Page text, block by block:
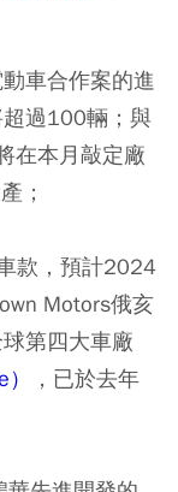
車合作案的進
過100輛；與
在本月敲定廠
；
款，預計2024
Motors俄亥
第四大車廠
，已於去年